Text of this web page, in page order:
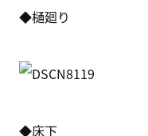
◆樋廻り
◆床下